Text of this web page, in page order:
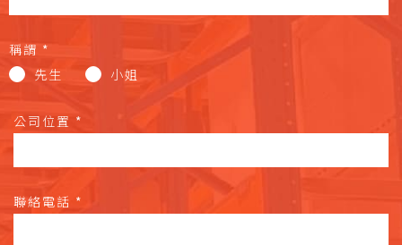
稱謂 *
先生
小姐
公司位置 *
聯絡電話 *